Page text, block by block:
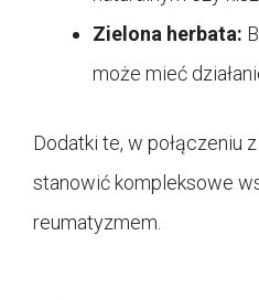
Zielona herbata:
może mieć
Dodatki te, w połączeniu
stanowić kompleksowe
reumatyzmem.